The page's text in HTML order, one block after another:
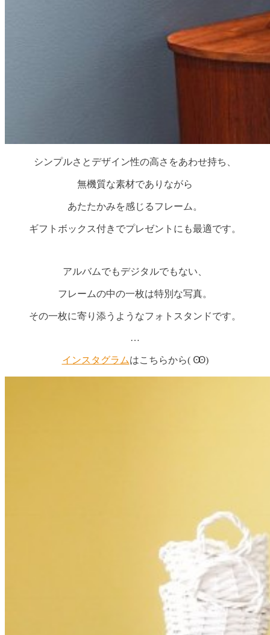
シンプルさとデザイン性の高さをあわせ持ち、
無機質な素材でありながら
あたたかみを感じるフレーム。
ギフトボックス付きでプレゼントにも最適です。
アルバムでもデジタルでもない、
フレームの中の一枚は特別な写真。
その一枚に寄り添うようなフォトスタンドです。
…
インスタグラムはこちらから( Ꙭ)